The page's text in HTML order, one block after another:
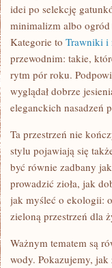
idei po selekcję
minimalizm albo ogród
Kategorie to Trawniki i
przewodnim: takie,
rytm pór roku.
wyglądał dobrze
eleganckich nasadzeń
Ta przestrzeń nie
stylu pojawiają się
być równie zadbany
prowadzić zioła, jak
jak myśleć o ekologii:
zieloną przestrzeń dla
Ważnym tematem są
wody. Pokazujemy, jak